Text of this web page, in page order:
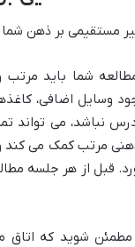
مستقیمی بر ذهن شما
شما باید
وسایل اضافی،
نباشد، می تواند
مرتب کمک می کند و
قبل از هر جلسه
مطمئن شوید که اتاق